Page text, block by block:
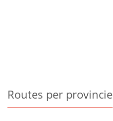
Routes per provincie